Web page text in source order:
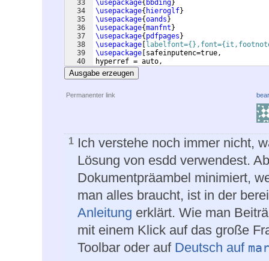
33
34
35
36
37
38
39
40
41
\usepackage{ bbding}
\usepackage{ hieroglf}
\usepackage{oands }
\usepackage{manfnt }
\usepackage{ pdfpages }
\usepackage
\usepackage safeinputenc=true,
hyperref = auto,
style=footnote-dw,
Ausgabe erzeugen
Permanenter link
1 Ich verstehe noch immer nicht,
Lösung von esdd verwendest.
Dokumentpräambel minimiert,
man alles braucht, ist in der
Anleitung erklärt. Wie man
mit einem Klick auf das große
Toolbar oder auf Deutsch auf